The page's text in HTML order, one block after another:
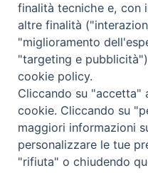
Curia
Via del Seminario, 61 -
Tel. 0586 276211
Fax 0586 276243
finalità tecniche e, con
altre finalità
"miglioramento
"targeting e
cookie policy.
Cliccando su "accetta"
cookie. Cliccando su
maggiori informazioni
personalizzare le tue
"rifiuta" o chiudendo